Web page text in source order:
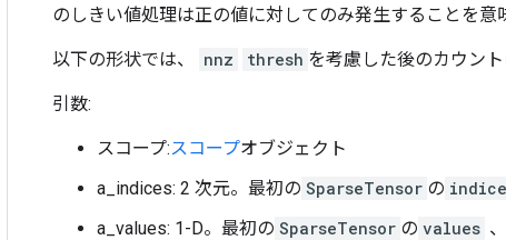
のしきい値処理は正の値に対してのみ発生することを意
以下の形状では、 nnz thresh を考慮した後のカウント
引数:
スコープ:スコープオブジェクト
a_indices: 2 次元。最初の SparseTensor の
a_values: 1-D。最初の SparseTensor の values